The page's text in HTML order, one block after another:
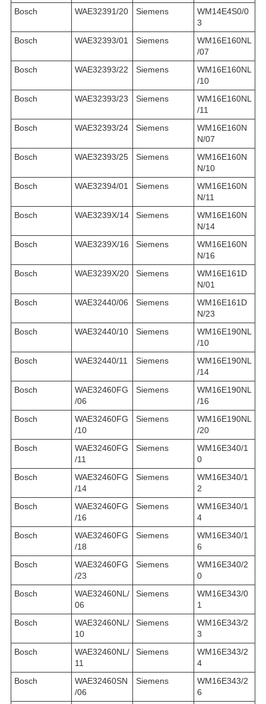
Bosch
WAE32391/20 Siemens
WM14E4S0/0
3
Bosch
WAE32393/01 Siemens
WM16E160NL
/07
Bosch
WAE32393/22 Siemens
WM16E160NL
/10
Bosch
WAE32393/23 Siemens
WM16E160NL
/11
Bosch
WAE32393/24 Siemens
WM16E160N
N/07
Bosch
WAE32393/25 Siemens
WM16E160N
N/10
Bosch
WAE32394/01 Siemens
WM16E160N
N/11
Bosch
WAE3239X/14 Siemens
WM16E160N
N/14
Bosch
WAE3239X/16 Siemens
WM16E160N
N/16
Bosch
WAE3239X/20 Siemens
WM16E161D
N/01
Bosch
WAE32440/06 Siemens
WM16E161D
N/23
Bosch
WAE32440/10 Siemens
WM16E190NL
/10
Bosch
WAE32440/11 Siemens
WM16E190NL
/14
Bosch
WAE32460FG
/06
Siemens
WM16E190NL
/16
Bosch
WAE32460FG
/10
Siemens
WM16E190NL
/20
Bosch
WAE32460FG
/11
Siemens
WM16E340/1
0
Bosch
WAE32460FG
/14
Siemens
WM16E340/1
2
Bosch
WAE32460FG
/16
Siemens
WM16E340/1
4
Bosch
WAE32460FG
/18
Siemens
WM16E340/1
6
Bosch
WAE32460FG
/23
Siemens
WM16E340/2
0
Bosch
WAE32460NL/
06
Siemens
WM16E343/0
1
Bosch
WAE32460NL/
10
Siemens
WM16E343/2
3
Bosch
WAE32460NL/
11
Siemens
WM16E343/2
4
Bosch
WAE32460SN
/06
Siemens
WM16E343/2
6